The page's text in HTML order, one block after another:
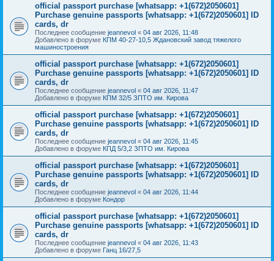
official passport purchase [whatsapp: +1(672)2050601]
Purchase genuine passports [whatsapp: +1(672)2050601] ID
cards, dr
Последнее сообщение jeannevol « 04 авг 2026, 11:48
Добавлено в форуме КПМ 40-27-10,5 Ждановский завод тяжелого
машиностроения
official passport purchase [whatsapp: +1(672)2050601]
Purchase genuine passports [whatsapp: +1(672)2050601] ID
cards, dr
Последнее сообщение jeannevol « 04 авг 2026, 11:47
Добавлено в форуме КПМ 32/5 ЗПТО им. Кирова
official passport purchase [whatsapp: +1(672)2050601]
Purchase genuine passports [whatsapp: +1(672)2050601] ID
cards, dr
Последнее сообщение jeannevol « 04 авг 2026, 11:45
Добавлено в форуме КПД 5/3,2 ЗПТО им. Кирова
official passport purchase [whatsapp: +1(672)2050601]
Purchase genuine passports [whatsapp: +1(672)2050601] ID
cards, dr
Последнее сообщение jeannevol « 04 авг 2026, 11:44
Добавлено в форуме Кондор
official passport purchase [whatsapp: +1(672)2050601]
Purchase genuine passports [whatsapp: +1(672)2050601] ID
cards, dr
Последнее сообщение jeannevol « 04 авг 2026, 11:43
Добавлено в форуме Ганц 16/27,5